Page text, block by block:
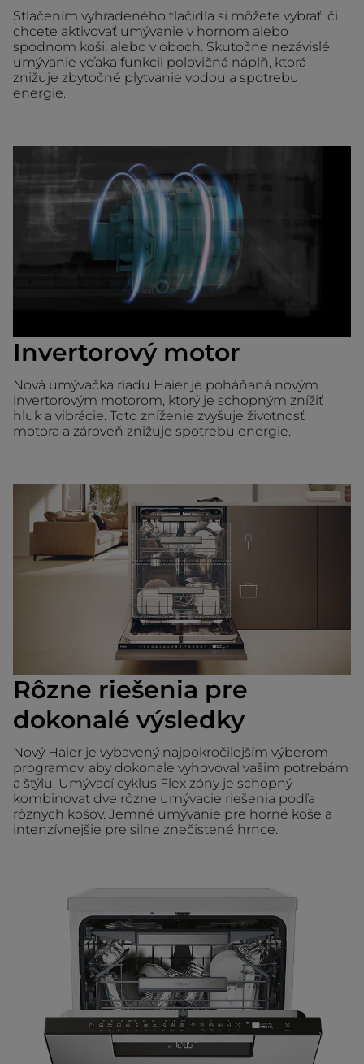
Stlačením vyhradeného tlačidla si môžete vybrať, či
chcete aktivovať umývanie v hornom alebo
spodnom koši, alebo v oboch. Skutočne nezávislé
umývanie vďaka funkcii polovičná náplň, ktorá
znižuje zbytočné plytvanie vodou a spotrebu
energie.
Invertorový motor
Nová umývačka riadu Haier je poháňaná novým
invertorovým motorom, ktorý je schopným znížiť
hluk a vibrácie. Toto zníženie zvyšuje životnosť
motora a zároveň znižuje spotrebu energie.
Rôzne riešenia pre
dokonalé výsledky
Nový Haier je vybavený najpokročilejším výberom
programov, aby dokonale vyhovoval vašim potrebám
a štýlu. Umývací cyklus Flex zóny je schopný
kombinovať dve rôzne umývacie riešenia podľa
rôznych košov. Jemné umývanie pre horné koše a
intenzívnejšie pre silne znečistené hrnce.